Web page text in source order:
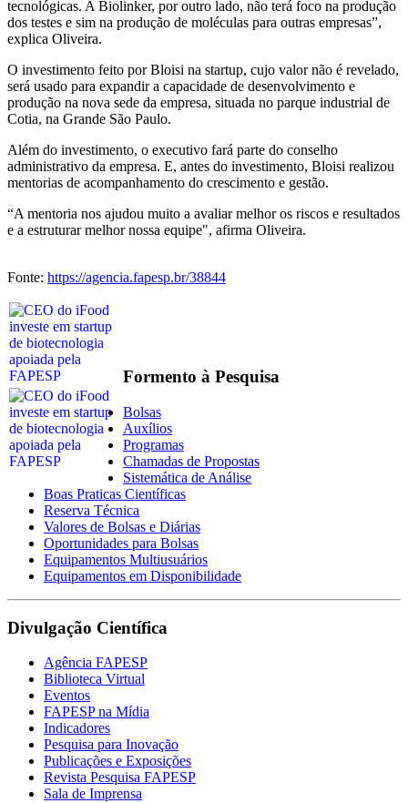
tecnológicas. A Biolinker, por outro lado, não terá foco na produção
dos testes e sim na produção de moléculas para outras empresas”,
explica Oliveira.
O investimento feito por Bloisi na startup, cujo valor não é revelado,
será usado para expandir a capacidade de desenvolvimento e
produção na nova sede da empresa, situada no parque industrial de
Cotia, na Grande São Paulo.
Além do investimento, o executivo fará parte do conselho
administrativo da empresa. E, antes do investimento, Bloisi realizou
mentorias de acompanhamento do crescimento e gestão.
“A mentoria nos ajudou muito a avaliar melhor os riscos e resultados
e a estruturar melhor nossa equipe", afirma Oliveira.
Fonte: https://agencia.fapesp.br/38844
Formento à Pesquisa
Bolsas
Auxílios
Programas
Chamadas de Propostas
Sistemática de Análise
Boas Praticas Científicas
Reserva Técnica
Valores de Bolsas e Diárias
Oportunidades para Bolsas
Equipamentos Multiusuários
Equipamentos em Disponibilidade
Divulgação Científica
Agência FAPESP
Biblioteca Virtual
Eventos
FAPESP na Mídia
Indicadores
Pesquisa para Inovação
Publicações e Exposições
Revista Pesquisa FAPESP
Sala de Imprensa